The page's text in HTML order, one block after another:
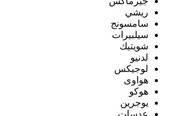
ريشي
سامسونج
سيلبيرات
شويتيك
لدنيو
لوجيكس
هواوى
هوكو
يوجرين